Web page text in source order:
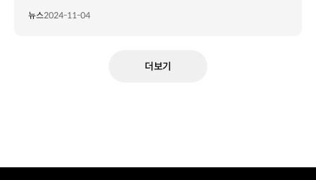
뉴스2024-11-04
더보기